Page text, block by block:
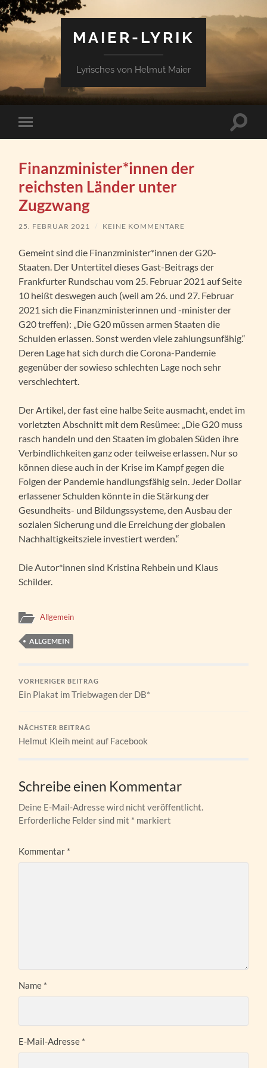
MAIER-LYRIK
Lyrisches von Helmut Maier
Mobile-
Menü
Finanzminister*innen der
reichsten Länder unter
Zugzwang
25. FEBRUAR 2021 / KEINE KOMMENTARE
Gemeint sind die Finanzminister*innen der G20-
Staaten. Der Untertitel dieses Gast-Beitrags der
Frankfurter Rundschau vom 25. Februar 2021 auf Seite
10 heißt deswegen auch (weil am 26. und 27. Februar
2021 sich die Finanzministerinnen und -minister der
G20 treffen): „Die G20 müssen armen Staaten die
Schulden erlassen. Sonst werden viele zahlungsunfähig.“
Deren Lage hat sich durch die Corona-Pandemie
gegenüber der sowieso schlechten Lage noch sehr
verschlechtert.
Der Artikel, der fast eine halbe Seite ausmacht, endet im
vorletzten Abschnitt mit dem Resümee: „Die G20 muss
rasch handeln und den Staaten im globalen Süden ihre
Verbindlichkeiten ganz oder teilweise erlassen. Nur so
können diese auch in der Krise im Kampf gegen die
Folgen der Pandemie handlungsfähig sein. Jeder Dollar
erlassener Schulden könnte in die Stärkung der
Gesundheits- und Bildungssysteme, den Ausbau der
sozialen Sicherung und die Erreichung der globalen
Nachhaltigkeitsziele investiert werden.“
Die Autor*innen sind Kristina Rehbein und Klaus
Schilder.
Allgemein
ALLGEMEIN
VORHERIGER BEITRAG
Ein Plakat im Triebwagen der DB*
NÄCHSTER BEITRAG
Helmut Kleih meint auf Facebook
Schreibe einen Kommentar
Deine E-Mail-Adresse wird nicht veröffentlicht.
Erforderliche Felder sind mit * markiert
Kommentar *
Name *
E-Mail-Adresse *